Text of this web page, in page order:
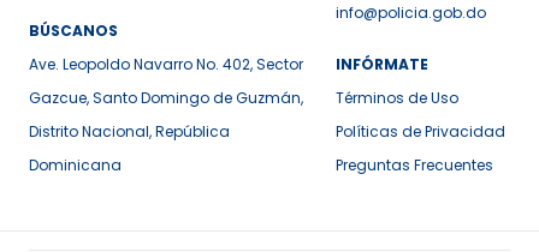
BÚSCANOS
Ave. Leopoldo Navarro No. 402, Sector
Gazcue, Santo Domingo de Guzmán,
Distrito Nacional, República
Dominicana
info@policia.gob.do
INFÓRMATE
Términos de Uso
Políticas de Privacidad
Preguntas Frecuentes